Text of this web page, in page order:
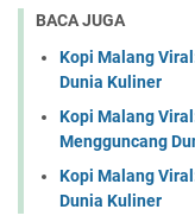
BACA JUGA
Kopi Malang
Dunia Kuliner
Kopi Malang
Mengguncang
Kopi Malang
Dunia Kuliner